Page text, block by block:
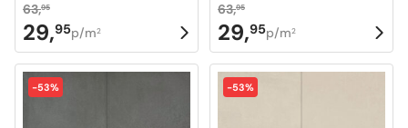
63,95
Oorspronkelijke
prijs
was:
63,95.
29,95
Huidige
prijs
is:
29,95.
p/m2
63,95
Oorspronkelijke
prijs
was:
63,95.
29,95
Huidige
prijs
is:
29,95.
p/m2
-53% -53%